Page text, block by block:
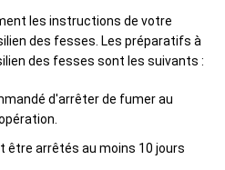
les instructions de votre
des fesses. Les préparatifs à
des fesses sont les suivants :
d'arrêter de fumer au
être arrêtés au moins 10 jours